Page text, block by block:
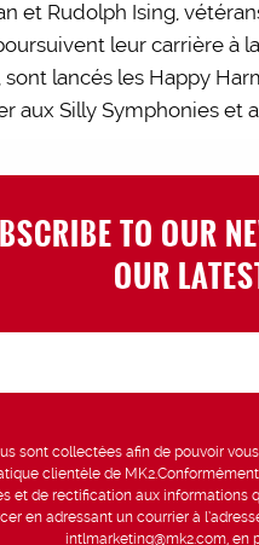
et Rudolph Ising,
leur carrière à
lancés les Happy
aux Silly Symphonies et
TO OUR
OUR
sont collectées afin de pouvoir
clientèle de
et de rectification aux
en adressant un courrier à
intlmarketing@mk2.com,